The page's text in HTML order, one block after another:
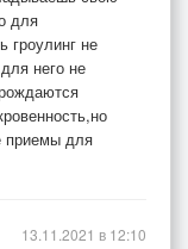
для
гроулинг не
него не
приемы для
13.11.2021 в 12:10